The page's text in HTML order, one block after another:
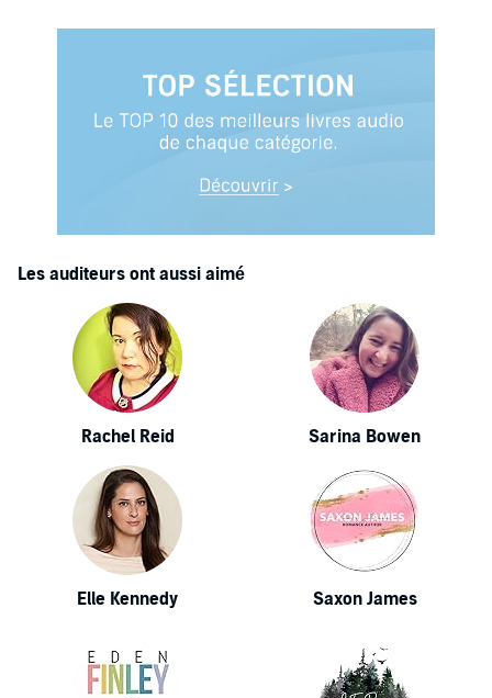
Les auditeurs ont aussi aimé
Rachel Reid Sarina Bowen
Elle Kennedy Saxon James